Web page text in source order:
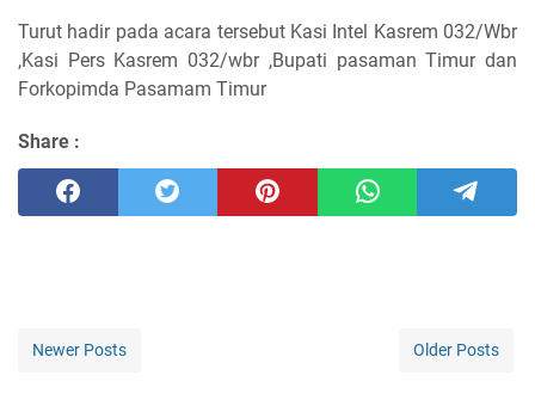
Turut hadir pada acara tersebut Kasi Intel Kasrem 032/Wbr
,Kasi Pers Kasrem 032/wbr ,Bupati pasaman Timur dan
Forkopimda Pasamam Timur
Share :
Newer Posts Older Posts